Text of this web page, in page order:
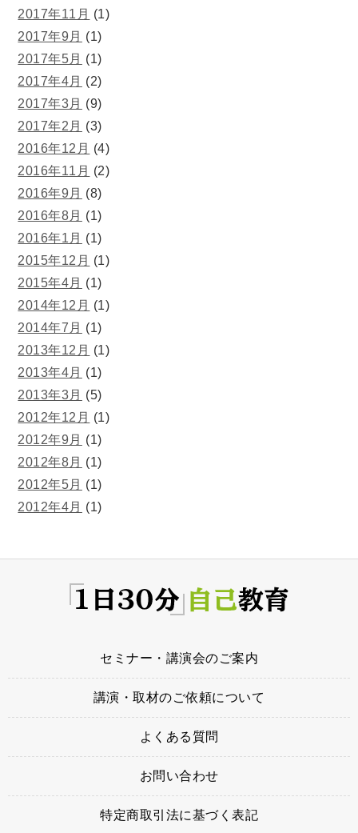
2017年11月 (1)
2017年9月 (1)
2017年5月 (1)
2017年4月 (2)
2017年3月 (9)
2017年2月 (3)
2016年12月 (4)
2016年11月 (2)
2016年9月 (8)
2016年8月 (1)
2016年1月 (1)
2015年12月 (1)
2015年4月 (1)
2014年12月 (1)
2014年7月 (1)
2013年12月 (1)
2013年4月 (1)
2013年3月 (5)
2012年12月 (1)
2012年9月 (1)
2012年8月 (1)
2012年5月 (1)
2012年4月 (1)
セミナー・講演会のご案内
講演・取材のご依頼について
よくある質問
お問い合わせ
特定商取引法に基づく表記